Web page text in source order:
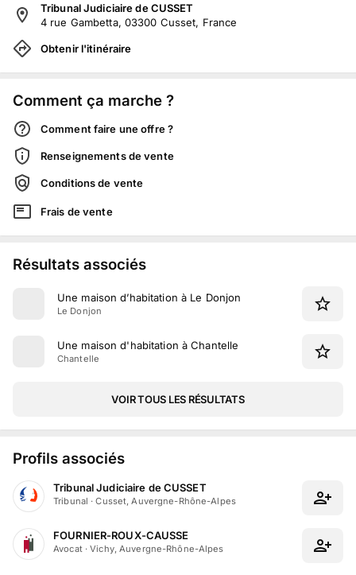
Tribunal Judiciaire de CUSSET
4 rue Gambetta, 03300 Cusset, France
Obtenir l'itinéraire
Comment ça marche ?
Comment faire une offre ?
Renseignements de vente
Conditions de vente
Frais de vente
Résultats associés
Une maison d’habitation à Le Donjon
Le Donjon
Une maison d'habitation à Chantelle
Chantelle
VOIR TOUS LES RÉSULTATS
Profils associés
Tribunal Judiciaire de CUSSET
Tribunal ·Cusset, Auvergne-Rhône-Alpes
FOURNIER-ROUX-CAUSSE
Avocat·Vichy, Auvergne-Rhône-Alpes